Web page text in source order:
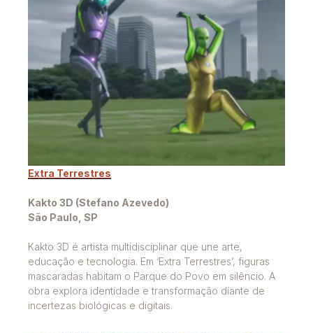
Extra Terrestres
Kakto 3D (Stefano Azevedo)
São Paulo, SP
Kakto 3D é artista multidisciplinar que une arte,
educação e tecnologia. Em ‘Extra Terrestres’, figuras
mascaradas habitam o Parque do Povo em silêncio. A
obra explora identidade e transformação diante de
incertezas biológicas e digitais.